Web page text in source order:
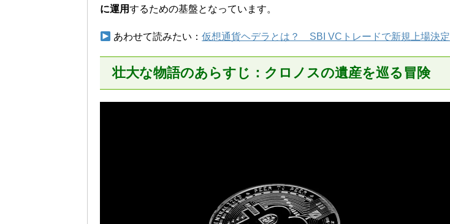
に運用するための基盤となっています。
あわせて読みたい：仮想通貨ヘデラとは？ SBI VCトレードで新規上場決定
壮大な物語のあらすじ：クロノスの遺産を巡る冒険